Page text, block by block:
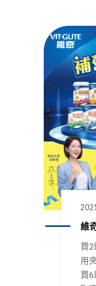
維
買
用
買